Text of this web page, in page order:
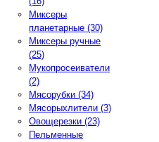
Миксеры
планетарные (30)
Миксеры ручные
(25)
Мукопросеиватели
(2)
Мясорубки (34)
Мясорыхлители (3)
Овощерезки (23)
Пельменные